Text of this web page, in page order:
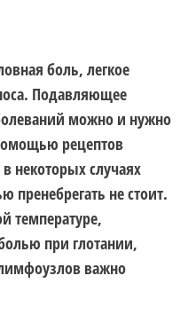
боль, легкое
Подавляющее
можно и нужно
рецептов
некоторых случаях
не стоит.
температуре,
при глотании,
важно